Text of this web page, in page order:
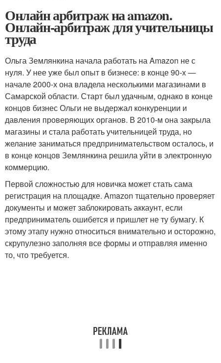
Онлайн арбитраж на amazon.
Онлайн-арбитраж для учительницы
труда
Ольга Землянкина начала работать на Amazon не с
нуля. У нее уже был опыт в бизнесе: в конце 90-х —
начале 2000-х она владела несколькими магазинами в
Самарской области. Старт был удачным, однако в конце
концов бизнес Ольги не выдержал конкуренции и
давления проверяющих органов. В 2010-м она закрыла
магазины и стала работать учительницей труда, но
желание заниматься предпринимательством осталось, и
в конце концов Землянкина решила уйти в электронную
коммерцию.
Первой сложностью для новичка может стать сама
регистрация на площадке. Amazon тщательно проверяет
документы и может заблокировать аккаунт, если
предприниматель ошибется и пришлет не ту бумагу. К
этому этапу нужно относиться внимательно и осторожно,
скрупулезно заполняя все формы и отправляя именно
то, что требуется.